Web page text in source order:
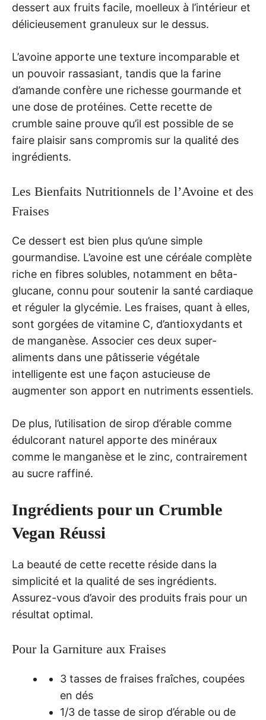
dessert aux fruits facile, moelleux à l’intérieur et
délicieusement granuleux sur le dessus.
L’avoine apporte une texture incomparable et
un pouvoir rassasiant, tandis que la farine
d’amande confère une richesse gourmande et
une dose de protéines. Cette recette de
crumble saine prouve qu’il est possible de se
faire plaisir sans compromis sur la qualité des
ingrédients.
Les Bienfaits Nutritionnels de l’Avoine et des
Fraises
Ce dessert est bien plus qu’une simple
gourmandise. L’avoine est une céréale complète
riche en fibres solubles, notamment en bêta-
glucane, connu pour soutenir la santé cardiaque
et réguler la glycémie. Les fraises, quant à elles,
sont gorgées de vitamine C, d’antioxydants et
de manganèse. Associer ces deux super-
aliments dans une pâtisserie végétale
intelligente est une façon astucieuse de
augmenter son apport en nutriments essentiels.
De plus, l’utilisation de sirop d’érable comme
édulcorant naturel apporte des minéraux
comme le manganèse et le zinc, contrairement
au sucre raffiné.
Ingrédients pour un Crumble
Vegan Réussi
La beauté de cette recette réside dans la
simplicité et la qualité de ses ingrédients.
Assurez-vous d’avoir des produits frais pour un
résultat optimal.
Pour la Garniture aux Fraises
3 tasses de fraises fraîches, coupées
en dés
1/3 de tasse de sirop d’érable ou de